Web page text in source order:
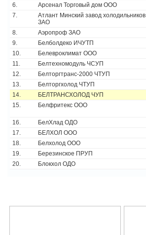
6.
Арсенал Торговый дом ООО
7.
Атлант Минский завод холодильников
ЗАО
8. Аэропроф ЗАО
9.
Белболдеко ИЧУТП
10.
Белевроклимат ООО
11.
Белтехномодуль ЧСУП
12.
Белторгтранс-2000 ЧТУП
13.
Белторгхолод ЧТУП
14.
БЕЛТРАНСХОЛОД ЧУП
15.
Белфритекс ООО
16.
БелХлад ОДО
17.
БЕЛХОЛ ООО
18.
Белхолод ООО
19.
Березинское ПРУП
20.
Блокхол ОДО